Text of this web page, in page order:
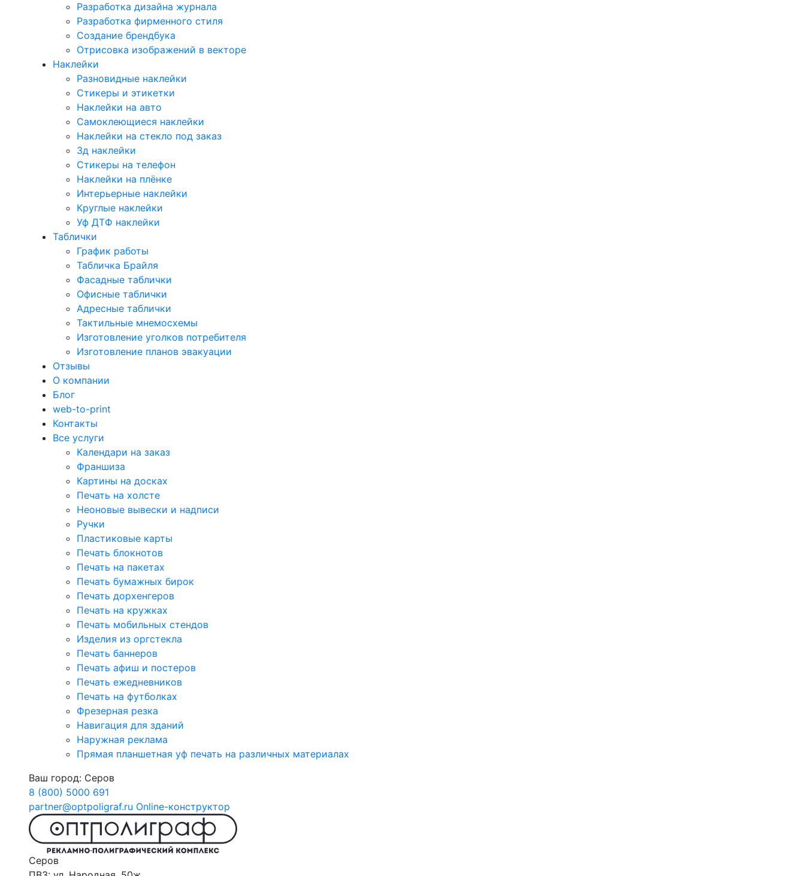
Разработка дизайна журнала
Разработка фирменного стиля
Создание брендбука
Отрисовка изображений в векторе
Наклейки
Разновидные наклейки
Стикеры и этикетки
Наклейки на авто
Самоклеющиеся наклейки
Наклейки на стекло под заказ
3д наклейки
Cтикеры на телефон
Наклейки на плёнке
Интерьерные наклейки
Круглые наклейки
Уф ДТФ наклейки
Таблички
График работы
Табличка Брайля
Фасадные таблички
Офисные таблички
Адресные таблички
Тактильные мнемосхемы
Изготовление уголков потребителя
Изготовление планов эвакуации
Отзывы
О компании
Блог
web-to-print
Контакты
Все услуги
Календари на заказ
Франшиза
Картины на досках
Печать на холсте
Неоновые вывески и надписи
Ручки
Пластиковые карты
Печать блокнотов
Печать на пакетах
Печать бумажных бирок
Печать дорхенгеров
Печать на кружках
Печать мобильных стендов
Изделия из оргстекла
Печать баннеров
Печать афиш и постеров
Печать ежедневников
Печать на футболках
Фрезерная резка
Навигация для зданий
Наружная реклама
Прямая планшетная уф печать на различных материалах
Ваш город: Серов
8 (800) 5000 691
partner@optpoligraf.ru Online-конструктор
Серов